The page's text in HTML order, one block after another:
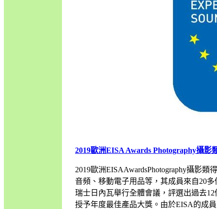
2019歐洲EISA Awards Photography攝影
2019歐洲EISAAwardsPhotography攝影
音頻、移動電子用品等，其成員來自20
瑞士日內瓦舉行全體會議，評選出過去
授予年度最佳產品大獎。由於EISA的成